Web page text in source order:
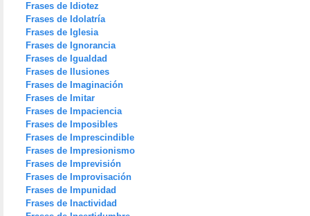
Frases de Idiotez
Frases de Idolatría
Frases de Iglesia
Frases de Ignorancia
Frases de Igualdad
Frases de Ilusiones
Frases de Imaginación
Frases de Imitar
Frases de Impaciencia
Frases de Imposibles
Frases de Imprescindible
Frases de Impresionismo
Frases de Imprevisión
Frases de Improvisación
Frases de Impunidad
Frases de Inactividad